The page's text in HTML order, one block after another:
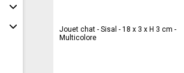
Jouet chat - Sisal - 18 x 3 x H 3 cm -
Multicolore